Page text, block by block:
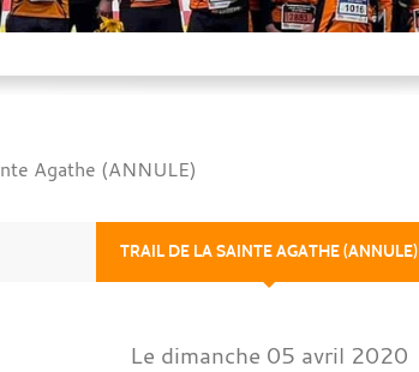
Agathe (ANNULE)
TRAIL DE LA SAINTE AGATHE (ANNULE)
Le dimanche 05 avril 2020